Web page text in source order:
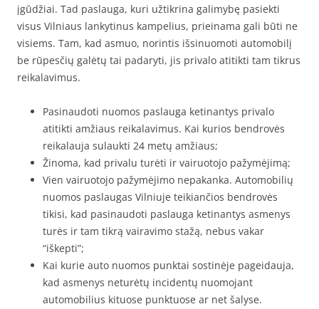
įgūdžiai. Tad paslauga, kuri užtikrina galimybę pasiekti
visus Vilniaus lankytinus kampelius, prieinama gali būti ne
visiems. Tam, kad asmuo, norintis išsinuomoti automobilį
be rūpesčių galėtų tai padaryti, jis privalo atitikti tam tikrus
reikalavimus.
Pasinaudoti nuomos paslauga ketinantys privalo
atitikti amžiaus reikalavimus. Kai kurios bendrovės
reikalauja sulaukti 24 metų amžiaus;
Žinoma, kad privalu turėti ir vairuotojo pažymėjimą;
Vien vairuotojo pažymėjimo nepakanka. Automobilių
nuomos paslaugas Vilniuje teikiančios bendrovės
tikisi, kad pasinaudoti paslauga ketinantys asmenys
turės ir tam tikrą vairavimo stažą, nebus vakar
“iškepti”;
Kai kurie auto nuomos punktai sostinėje pageidauja,
kad asmenys neturėtų incidentų nuomojant
automobilius kituose punktuose ar net šalyse.